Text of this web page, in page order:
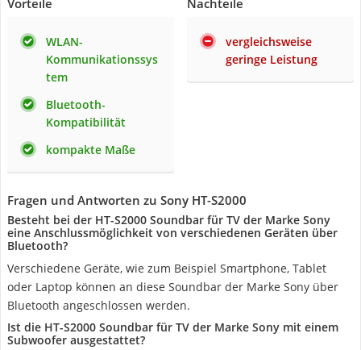
Vorteile
WLAN-
Kommunikationssys
tem
Bluetooth-
Kompatibilität
kompakte Maße
Nachteile
vergleichsweise
geringe Leistung
Fragen und Antworten zu Sony HT-S2000
Besteht bei der HT-S2000 Soundbar für TV der Marke Sony
eine Anschlussmöglichkeit von verschiedenen Geräten über
Bluetooth?
Verschiedene Geräte, wie zum Beispiel Smartphone, Tablet
oder Laptop können an diese Soundbar der Marke Sony über
Bluetooth angeschlossen werden.
Ist die HT-S2000 Soundbar für TV der Marke Sony mit einem
Subwoofer ausgestattet?